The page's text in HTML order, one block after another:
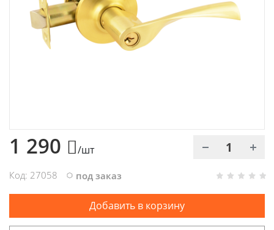
Хозтовары
Электроды и проволока
1 290 /шт
Код: 27058 под заказ
Добавить в корзину